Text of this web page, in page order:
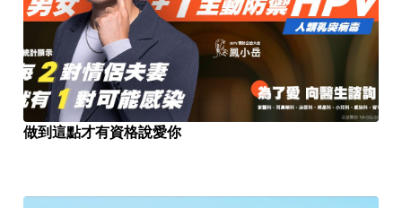
做到這點才有資格說愛你